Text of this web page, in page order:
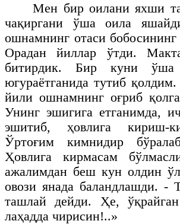
Мен бир оилани яхши
чақиргани ўша оила
ошнамнинг отаси бобосининг
Орадан йиллар ўтди.
битирдик. Бир куни ўша
югураётганида тутиб
йили ошнамнинг оғриб
Унинг эшигига етганимда,
эшитиб, ҳовлига кириш-
Ўртоғим кимнидир
Ҳовлига кирмасам
ажалимдан беш кун олдин
овози янада баландлашди.
ташлай дейди. Ҳе, ўқрайган
лаҳадда чирисин!..»